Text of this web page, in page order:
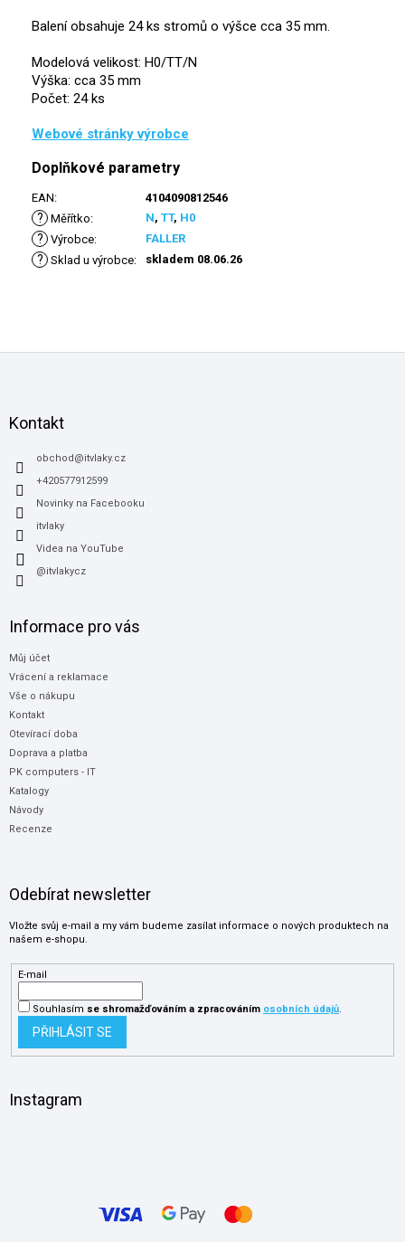
Balení obsahuje 24 ks stromů o výšce cca 35 mm.
Modelová velikost: H0/TT/N
Výška: cca 35 mm
Počet: 24 ks
Webové stránky výrobce
Doplňkové parametry
EAN: 4104090812546
? Měřítko: N, TT, H0
? Výrobce: FALLER
? Sklad u výrobce: skladem 08.06.26
Kontakt
obchod @itvlaky.cz
+420577912599
Novinky na Facebooku
itvlaky
Videa na YouTube
@itvlakycz
Informace pro vás
Můj účet
Vrácení a reklamace
Vše o nákupu
Kontakt
Otevírací doba
Doprava a platba
PK computers - IT
Katalogy
Návody
Recenze
Odebírat newsletter
Vložte svůj e-mail a my vám budeme zasílat informace o nových produktech na
našem e-shopu.
E-mail
Souhlasím se shromažďováníma zpracováním osobních údajů.
PŘIHLÁSIT SE
Instagram